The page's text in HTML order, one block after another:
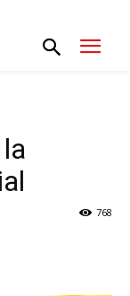
768